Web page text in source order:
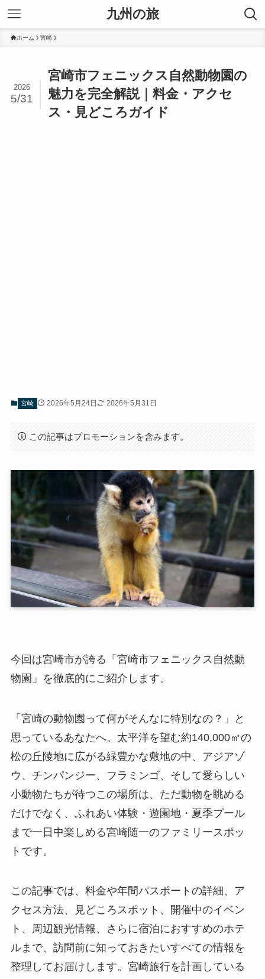
九州の旅
ホーム 宮崎
宮崎市フェニックス自然動物園の
魅力を完全解説｜料金・アクセ
ス・見どころガイド
2026
5/31
宮崎 2026年5月24日 2026年5月31日
この記事はプロモーションを含みます。
今回は宮崎市が誇る「宮崎市フェニックス自然動
物園」を徹底的にご紹介します。
「宮崎の動物園って何がそんなに特別なの？」と
思っているあなたへ。太平洋を望む約140,000㎡の
松の丘陵地に広がる緑豊かな敷地の中、アジアゾ
ウ、チンパンジー、フラミンゴ、そして愛らしい
小動物たちが待つこの場所は、ただ動物を眺める
だけでなく、ふれあい体験・遊園地・夏季プール
まで一日中楽しめる宮崎随一のファミリースポッ
トです。
この記事では、料金や年間パスポートの詳細、ア
クセス方法、見どころスポット、開催中のイベン
ト、周辺観光情報、さらに宿泊におすすめのホテ
ルまで、訪問前に知っておきたいすべての情報を
整理してお届けします。宮崎旅行を計画している